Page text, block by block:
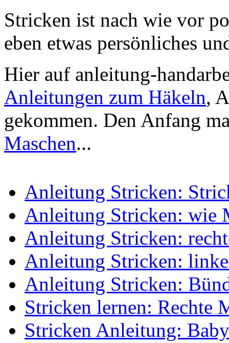
Stricken ist nach wie vor
eben etwas persönliches
Hier auf anleitung-
Anleitungen zum Häkeln,
gekommen. Den Anfang
Maschen...
Anleitung Stricken:
Anleitung Stricken: wie
Anleitung Stricken:
Anleitung Stricken:
Anleitung Stricken:
Stricken lernen: Rechte
Stricken Anleitung: